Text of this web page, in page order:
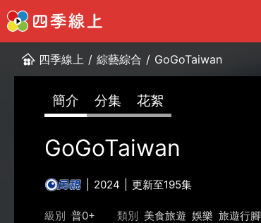
四季線上 / 綜藝綜合 / GoGoTaiwan
簡介 分集 花絮
GoGoTaiwan
2024 更新至195集
級別 普0+ 類別 美食旅遊 娛樂 旅遊行腳